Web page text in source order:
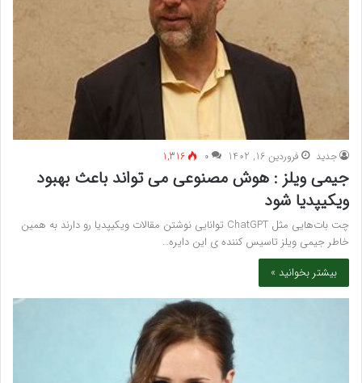
جدید فروردین 16, 1402 ۰ 1,316
جیمی ویلز : هوش مصنوعی می تواند باعث بهبود
ویکیپدیا شود
چت بات‌هایی مثل ChatGPT توانایی نوشتن مقالات ویکیپدیا رو دارند به همین
خاطر جیمی ویلز تاسیس کننده ی این دایره…
بیشتر بخوانید »